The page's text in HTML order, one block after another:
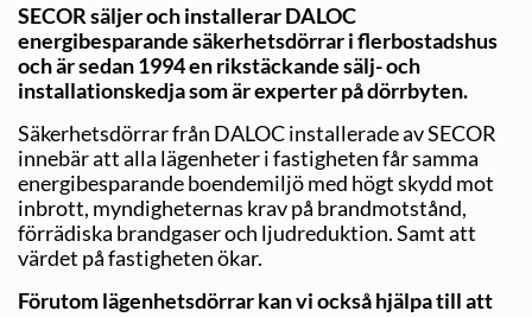
SECOR säljer och installerar DALOC
energibesparande säkerhetsdörrar i flerbostadshus
och är sedan 1994 en rikstäckande sälj- och
installationskedja som är experter på dörrbyten.
Säkerhetsdörrar från DALOC installerade av SECOR
innebär att alla lägenheter i fastigheten får samma
energibesparande boendemiljö med högt skydd mot
inbrott, myndigheternas krav på brandmotstånd,
förrädiska brandgaser och ljudreduktion. Samt att
värdet på fastigheten ökar.
Förutom lägenhetsdörrar kan vi också hjälpa till att